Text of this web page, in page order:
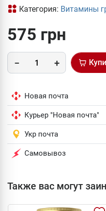
Категория: Витамины
575 грн
Новая почта
Курьер "Новая почта"
Укр почта
Самовывоз
Также вас могут